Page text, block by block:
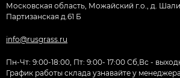
Московская область, Можайский г.о., д.
Партизанская д.61 Б
info@rusgrass.ru
Пн-Чт: 9:00-18:00, Пт: 9:00- 17:00 Сб,Вс - выходные дни
График работы склада узнавайте у